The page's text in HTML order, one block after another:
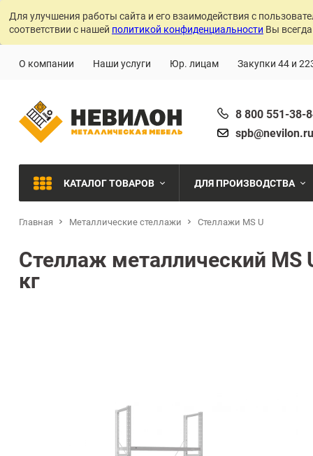
Для улучшения работы сайта и его взаимодействия с
соответствии с нашей политикой конфиденциальности Вы
О компании Наши услуги Юр. лицам Закупки 44 и
8 800 551-38-
spb@nevilon.ru
ВЕРСТАКИ
ПЛАТФОРМЕННЫЕ ТЕЛЕЖКИ
КАТАЛОГ ТОВАРОВ
Швейное производство
Металлообработка
ДЛЯ ПРОИЗВОДСТВА
Главная Металлические стеллажи Стеллажи MS U
Стеллаж металлический MS
кг